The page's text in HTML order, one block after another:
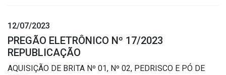
12/07/2023
PREGÃO ELETRÔNICO Nº 17/2023
REPUBLICAÇÃO
AQUISIÇÃO DE BRITA Nº 01, Nº 02, PEDRISCO E PÓ DE